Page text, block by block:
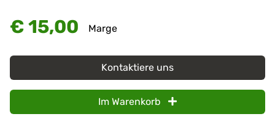
€ 15,00 Marge
Kontaktiere uns
Im Warenkorb